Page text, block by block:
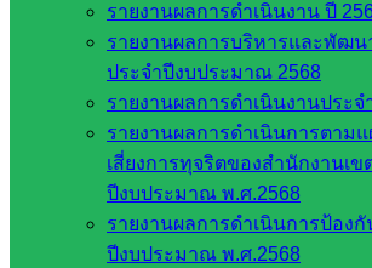
รายงานผลการดำเนินงาน ปี
รายงานผลการบริหารและพัฒ
ประจำปีงบประมาณ 2568
รายงานผลการดำเนินงานประจ
รายงานผลการดำเนินการตาม
เสี่ยงการทุจริตของสำนักงานเ
ปีงบประมาณ พ.ศ.2568
รายงานผลการดำเนินการป้อง
ปีงบประมาณ พ.ศ.2568
สพฐ.
กรมบัญชี
สำนักงาน
ส.ก.ส.ค
หน่วยงาน
ในจังหวัด